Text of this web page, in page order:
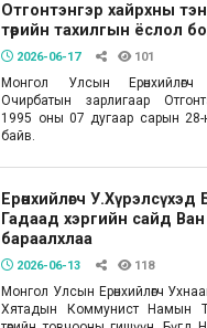
Отгонтэнгэр хайрхны
төрийн тахилгын ёслол
2026-06-17 101
Монгол Улсын Ерөнхийлөгч
Очирбатын зарлигаар
1995 оны 07 дугаар сарын 28-
байв.
Ерөнхийлөгч
Гадаад хэргийн сайд Ван
бараалхлаа
2026-06-13 118
Монгол Улсын Ерөнхийлөгч
Хятадын Коммунист Намын